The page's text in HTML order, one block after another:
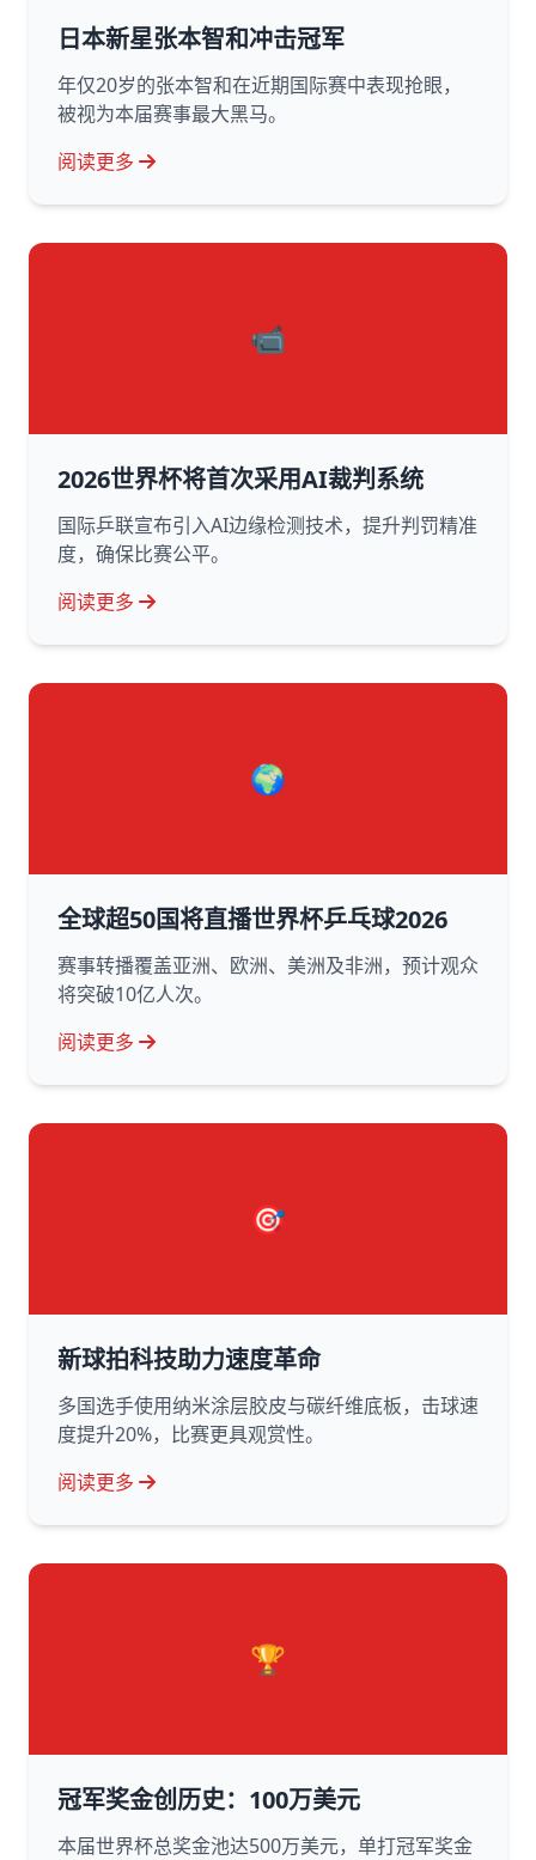
日本新星张本智和冲击冠军
年仅20岁的张本智和在近期国际赛中表现抢眼，
被视为本届赛事最大黑马。
阅读更多
📹
2026世界杯将首次采用AI裁判系统
国际乒联宣布引入AI边缘检测技术，提升判罚精准
度，确保比赛公平。
阅读更多
🌍
全球超50国将直播世界杯乒乓球2026
赛事转播覆盖亚洲、欧洲、美洲及非洲，预计观众
将突破10亿人次。
阅读更多
🎯
新球拍科技助力速度革命
多国选手使用纳米涂层胶皮与碳纤维底板，击球速
度提升20%，比赛更具观赏性。
阅读更多
🏆
冠军奖金创历史：100万美元
本届世界杯总奖金池达500万美元，单打冠军奖金